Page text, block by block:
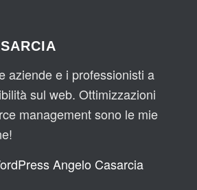
aziende e i professionisti a
sul web. Ottimizzazioni
management sono le mie
Angelo Casarcia